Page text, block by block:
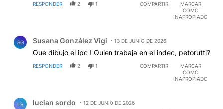
RESPONDER 2 1 COMPARTIR
MARCAR
COMO
INAPROPIADO
SG Susana González Vigi 13 DE JUNIO DE 2026
Que dibujo el ipc ! Quien trabaja en el indec, petorutti?
RESPONDER 2 1 COMPARTIR
MARCAR
COMO
INAPROPIADO
LS lucian sordo 12 DE JUNIO DE 2026